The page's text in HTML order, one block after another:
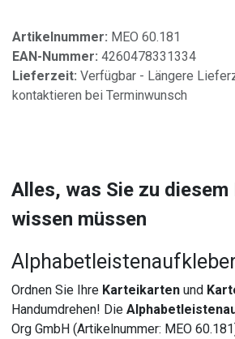
Artikelnummer: MEO 60.181
EAN-Nummer: 4260478331334
Lieferzeit: Verfügbar - Längere
kontaktieren bei Terminwunsch
Alles, was Sie zu
wissen müssen
Ordnen Sie Ihre Karteikarten und
Handumdrehen! Die
Org GmbH (Artikelnummer: MEO